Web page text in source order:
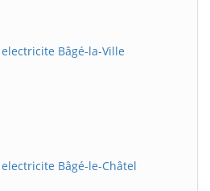
Bâgé-la-Ville
Bâgé-le-Châtel